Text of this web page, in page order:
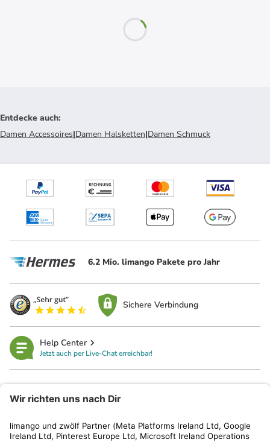
Entdecke auch:
Damen Accessoires|Damen Halsketten|Damen Schmuck
6.2 Mio. limango Pakete pro Jahr
Sichere Verbindung
Help Center
Jetzt auch per Live-Chat erreichbar!